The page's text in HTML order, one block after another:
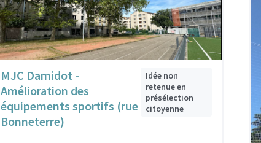
MJC Damidot -
Amélioration des
équipements sportifs (rue
Bonneterre)
Idée non
retenue en
présélection
citoyenne